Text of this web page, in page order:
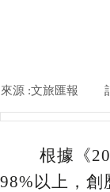
來源 :文旅匯報
根據《
98%以上，創